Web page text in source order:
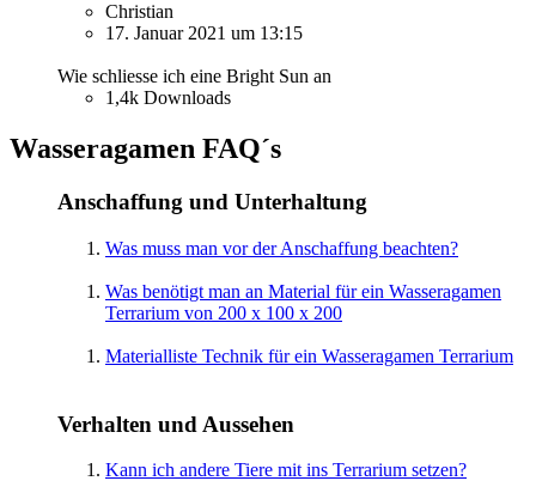
Christian
17. Januar 2021 um 13:15
Wie schliesse ich eine Bright Sun an
1,4k Downloads
Wasseragamen FAQ´s
Anschaffung und Unterhaltung
Was muss man vor der Anschaffung beachten?
Was benötigt man an Material für ein Wasseragamen
Terrarium von 200 x 100 x 200
Materialliste Technik für ein Wasseragamen Terrarium
Verhalten und Aussehen
Kann ich andere Tiere mit ins Terrarium setzen?